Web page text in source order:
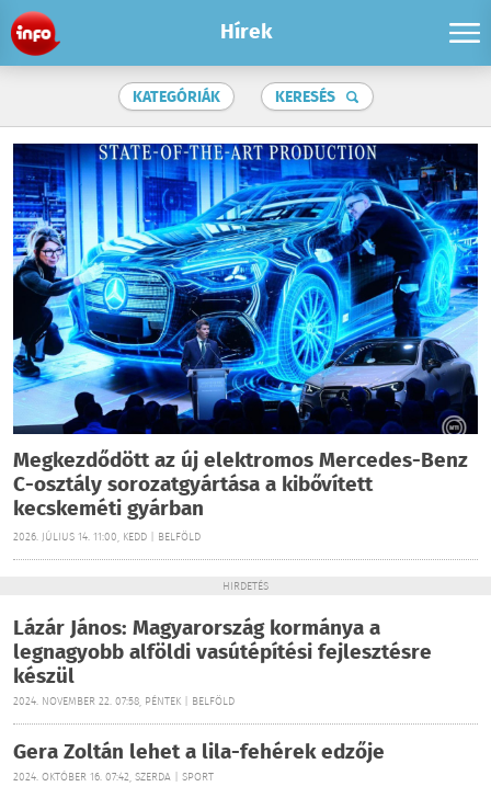
Hírek
KATEGÓRIÁK KERESÉS
Megkezdődött az új elektromos Mercedes-Benz
C-osztály sorozatgyártása a kibővített
kecskeméti gyárban
2026. JÚLIUS 14. 11:00, KEDD | BELFÖLD
HIRDETÉS
Lázár János: Magyarország kormánya a
legnagyobb alföldi vasútépítési fejlesztésre
készül
2024. NOVEMBER 22. 07:58, PÉNTEK | BELFÖLD
Gera Zoltán lehet a lila-fehérek edzője
2024. OKTÓBER 16. 07:42, SZERDA | SPORT